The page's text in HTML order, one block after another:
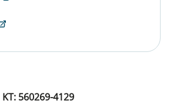
KT: 560269-4129